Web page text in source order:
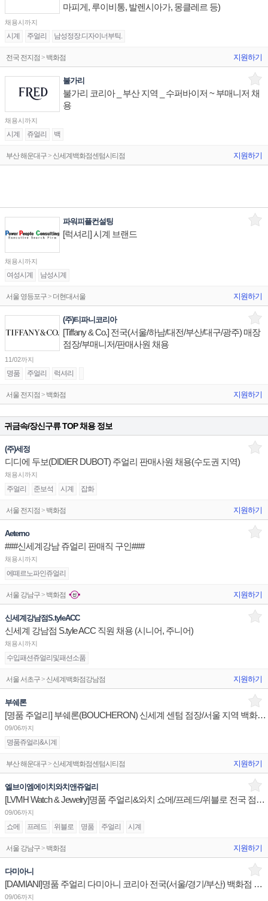
마피게, 루이비통, 발렌시아가, 몽클레르 등)
채용시까지
시계 주얼리 남성정장.디자이너부틱.
전국 전지점 > 백화점 지원하기
불가리
불가리 코리아 _ 부산 지역 _ 수퍼바이저 ~ 부매니저 채
용
채용시까지
시계 쥬얼리 백
부산 해운대구 > 신세계백화점센텀시티점 지원하기
파워피플컨설팅
[럭셔리] 시계 브랜드
채용시까지
여성시계 남성시계
서울 영등포구 > 더현대서울 지원하기
(주)티파니코리아
[Tiffany & Co.] 전국(서울/하남/대전/부산/대구/광주) 매장
점장/부매니저/판매사원 채용
11/02까지
명품 주얼리 럭셔리
서울 전지점 > 백화점 지원하기
귀금속/장신구류 TOP 채용 정보
(주)세정
디디에 두보(DIDIER DUBOT) 주얼리 판매사원 채용(수도권 지역)
채용시까지
주얼리 준보석 시계 잡화
서울 전지점 > 백화점 지원하기
Aeterno
###신세계강남 쥬얼리 판매직 구인###
채용시까지
에떼르노파인쥬얼리
서울 강남구 > 백화점 지원하기
신세계강남점S.tyleACC
신세계 강남점 S.tyle ACC 직원 채용 (시니어, 주니어)
채용시까지
수입패션쥬얼리및패션소품
서울 서초구 > 신세계백화점강남점 지원하기
부쉐론
[명품 주얼리] 부쉐론(BOUCHERON) 신세계 센텀 점장/서울 지역 백화점 판매사원 채용
09/06까지
명품쥬얼리&시계
부산 해운대구 > 신세계백화점센텀시티점 지원하기
엘브이엠에이치와치앤쥬얼리
[LVMH Watch & Jewelry]명품 주얼리&와치 쇼메/프레드/위블로 전국 점장/부점장/판매사원 채용
09/06까지
쇼메 프레드 위블로 명품 주얼리 시계
서울 강남구 > 백화점 지원하기
다미아니
[DAMIANI]명품 주얼리 다미아니 코리아 전국(서울/경기/부산) 백화점 부점장/판매사원 채용
09/06까지